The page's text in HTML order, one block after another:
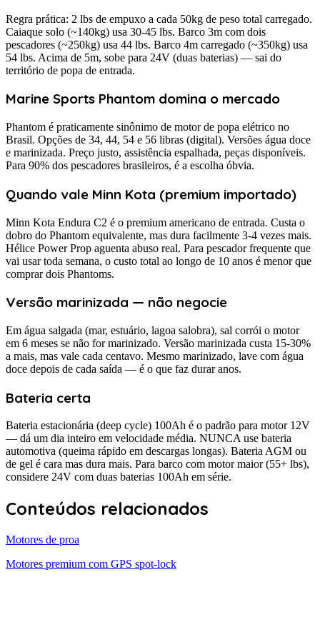
Regra prática: 2 lbs de empuxo a cada 50kg de peso total carregado.
Caiaque solo (~140kg) usa 30-45 lbs. Barco 3m com dois
pescadores (~250kg) usa 44 lbs. Barco 4m carregado (~350kg) usa
54 lbs. Acima de 5m, sobe para 24V (duas baterias) — sai do
território de popa de entrada.
Marine Sports Phantom domina o mercado
Phantom é praticamente sinônimo de motor de popa elétrico no
Brasil. Opções de 34, 44, 54 e 56 libras (digital). Versões água doce
e marinizada. Preço justo, assistência espalhada, peças disponíveis.
Para 90% dos pescadores brasileiros, é a escolha óbvia.
Quando vale Minn Kota (premium importado)
Minn Kota Endura C2 é o premium americano de entrada. Custa o
dobro do Phantom equivalente, mas dura facilmente 3-4 vezes mais.
Hélice Power Prop aguenta abuso real. Para pescador frequente que
vai usar toda semana, o custo total ao longo de 10 anos é menor que
comprar dois Phantoms.
Versão marinizada — não negocie
Em água salgada (mar, estuário, lagoa salobra), sal corrói o motor
em 6 meses se não for marinizado. Versão marinizada custa 15-30%
a mais, mas vale cada centavo. Mesmo marinizado, lave com água
doce depois de cada saída — é o que faz durar anos.
Bateria certa
Bateria estacionária (deep cycle) 100Ah é o padrão para motor 12V
— dá um dia inteiro em velocidade média. NUNCA use bateria
automotiva (queima rápido em descargas longas). Bateria AGM ou
de gel é cara mas dura mais. Para barco com motor maior (55+ lbs),
considere 24V com duas baterias 100Ah em série.
Conteúdos relacionados
Motores de proa
Motores premium com GPS spot-lock